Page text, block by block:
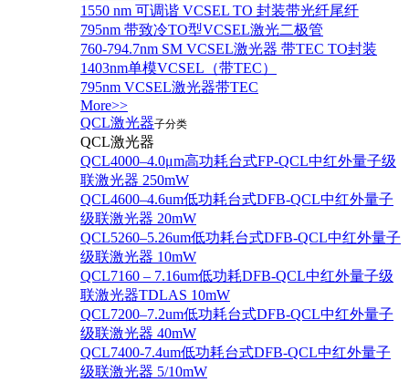
1550 nm 可调谐 VCSEL TO 封装带光纤尾纤
795nm 带致冷TO型VCSEL激光二极管
760-794.7nm SM VCSEL激光器 带TEC TO封装
1403nm单模VCSEL（带TEC）
795nm VCSEL激光器带TEC
More>>
QCL激光器子分类
QCL激光器
QCL4000–4.0μm高功耗台式FP-QCL中红外量子级
联激光器 250mW
QCL4600–4.6um低功耗台式DFB-QCL中红外量子
级联激光器 20mW
QCL5260–5.26um低功耗台式DFB-QCL中红外量子
级联激光器 10mW
QCL7160 – 7.16um低功耗DFB-QCL中红外量子级
联激光器TDLAS 10mW
QCL7200–7.2um低功耗台式DFB-QCL中红外量子
级联激光器 40mW
QCL7400-7.4um低功耗台式DFB-QCL中红外量子
级联激光器 5/10mW